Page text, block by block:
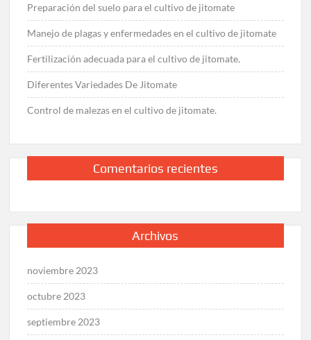
Preparación del suelo para el cultivo de jitomate
Manejo de plagas y enfermedades en el cultivo de jitomate
Fertilización adecuada para el cultivo de jitomate.
Diferentes Variedades De Jitomate
Control de malezas en el cultivo de jitomate.
Comentarios recientes
Archivos
noviembre 2023
octubre 2023
septiembre 2023